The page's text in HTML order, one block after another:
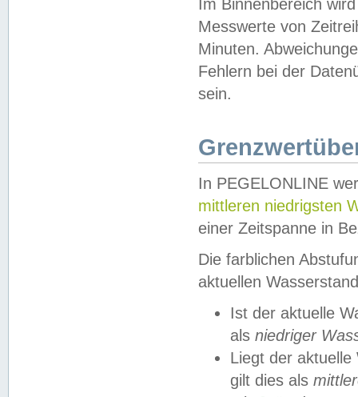
Im Binnenbereich
Messwerte von
Minuten.
Fehlern bei der
sein.
In PEGELONLINE
mittleren niedrigsten
einer Zeitspanne in
Die farblichen
aktuellen
Ist der aktuelle
als niedriger
Liegt der
gilt dies als